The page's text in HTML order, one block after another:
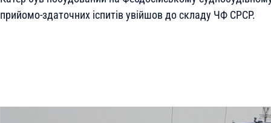
прийомо-здаточних іспитів увійшов до складу ЧФ СРСР.